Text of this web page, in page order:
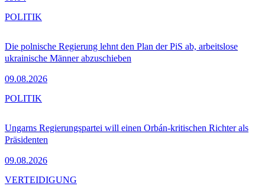
Die polnische Regierung lehnt den Plan der PiS ab, arbeitslose
ukrainische Männer abzuschieben
09.08.2026
POLITIK
Ungarns Regierungspartei will einen Orbán-kritischen Richter als
Präsidenten
09.08.2026
POLITIK
VERTEIDIGUNG